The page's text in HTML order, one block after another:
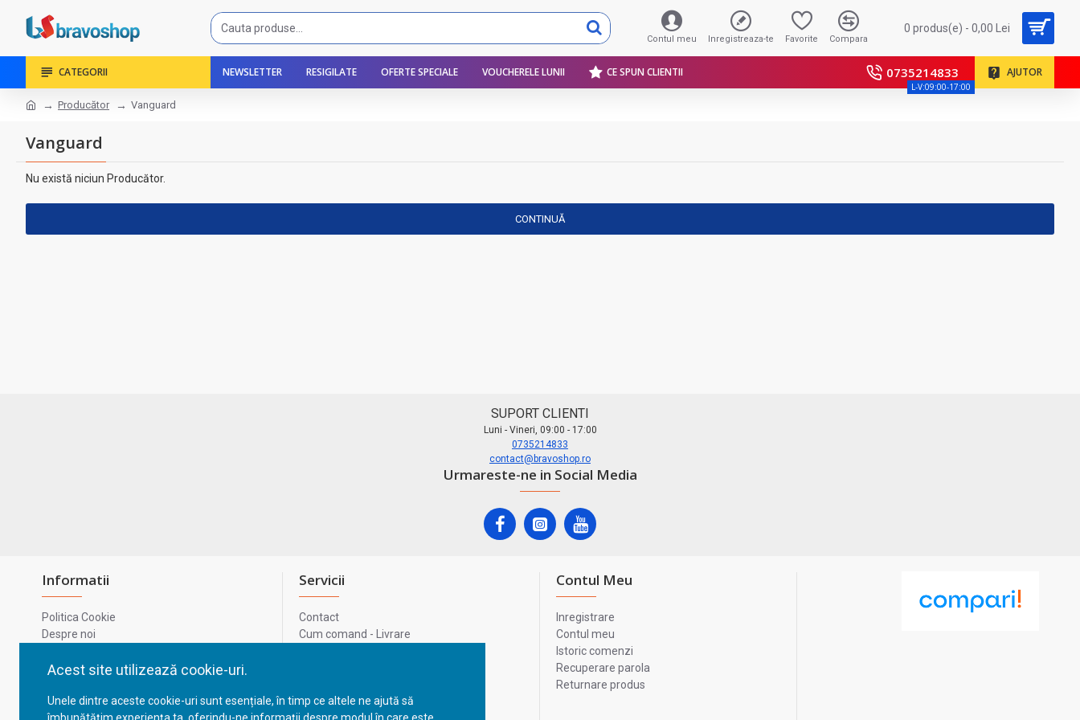
Acest site utilizează cookie-uri.
Unele dintre aceste cookie-uri sunt esențiale, în timp ce altele ne ajută să
Contul meu Inregistreaza-te Favorite Compara
0 produs(e) - 0,00 Lei
CATEGORII NEWSLETTER RESIGILATE OFERTE SPECIALE VOUCHERELE LUNII CE SPUN CLIENTII 0735214833
L-V:09:00-17:00
AJUTOR
Producător Vanguard
Vanguard
Nu există niciun Producător.
CONTINUĂ
SUPORT CLIENTI
Luni - Vineri, 09:00 - 17:00
0735214833
contact@bravoshop.ro
Urmareste-ne in Social Media
Informatii
Politica Cookie
Despre noi
Confidentialitate
GDPR - Datele tale
Servicii
Contact
Cum comand - Livrare
ANPC
Contul Meu
Inregistrare
Contul meu
Istoric comenzi
Recuperare parola
Returnare produs